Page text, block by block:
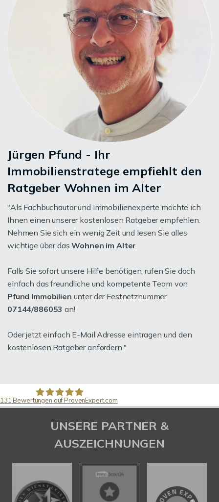
Jürgen Pfund - Ihr
Immobilienstratege empfiehlt den
Ratgeber Wohnen im Alter
"Als Fachbuchautor und Immobilienexperte möchte ich
Ihnen einen unserer kostenlosen Ratgeber empfehlen.
Nehmen Sie sich ein wenig Zeit und lesen Sie alles
wichtige über dasWohnen im Alter
Falls Sie sofort unsere Hilfe benötigen, rufen Sie doch
einfach das freundliche und kompetente Team von
Pfund Immobilien unter der Festnetznummer
07144/886053 an!
Oder jetzt einfach E-Mail Adresse eintragen und den
kostenlosen Ratgeber anfordern."
Pfund Immobilien
131 Bewertungen auf ProvenExpert.com
UNSERE PARTNER &
AUSZEICHNUNGEN